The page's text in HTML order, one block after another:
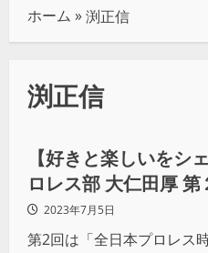
ホーム »渕正信
渕正信
プロレス
【好きと楽しいをシ
ロレス部 大仁田厚 第
2023年7月5日
第2回は「全日本プロレス